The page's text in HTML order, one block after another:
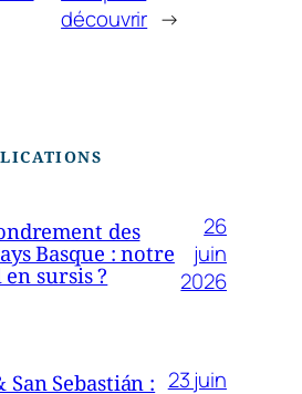
découvrir →
des
Basque : notre
sursis ?
26
juin
2026
San Sebastián : 23 juin